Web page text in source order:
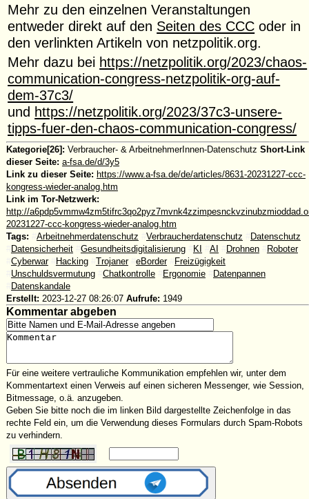
Mehr zu den einzelnen Veranstaltungen
entweder direkt auf den Seiten des CCC oder in
den verlinkten Artikeln von netzpolitik.org.
Mehr dazu bei https://netzpolitik.org/2023/chaos-
communication-congress-netzpolitik-org-auf-
dem-37c3/
und https://netzpolitik.org/2023/37c3-unsere-
tipps-fuer-den-chaos-communication-congress/
Kategorie[26]: Verbraucher- & ArbeitnehmerInnen-Datenschutz Short-Link
dieser Seite: a-fsa.de/d/3y5
Link zu dieser Seite: https://www.a-fsa.de/de/articles/8631-20231227-ccc-
kongress-wieder-analog.htm
Link im Tor-Netzwerk:
http://
20231227-ccc-kongress-wieder-analog.htm
Tags:
Arbeitnehmerdatenschutz Verbraucherdatenschutz
Datenschutz
Datensicherheit Gesundheitsdigitalisierung KI AI Drohnen
Roboter
Cyberwar Hacking Trojaner eBorder
Freizügigkeit
Unschuldsvermutung Chatkontrolle Ergonomie
Datenpannen
Datenskandale
Erstellt: 2023-12-27 08:26:07 Aufrufe: 1949
Kommentar abgeben
Für eine weitere vertrauliche Kommunikation empfehlen wir, unter dem
Kommentartext einen Verweis auf einen sicheren Messenger, wie Session,
Bitmessage, o.ä. anzugeben.
Geben Sie bitte noch die im linken Bild dargestellte Zeichenfolge in das
rechte Feld ein, um die Verwendung dieses Formulars durch Spam-Robots
zu verhindern.